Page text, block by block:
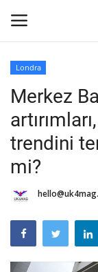
Ana Sayfa
TVNET
TOPLUM
İş Platformu
Londra
Londra
Merkez
trendini
mi?